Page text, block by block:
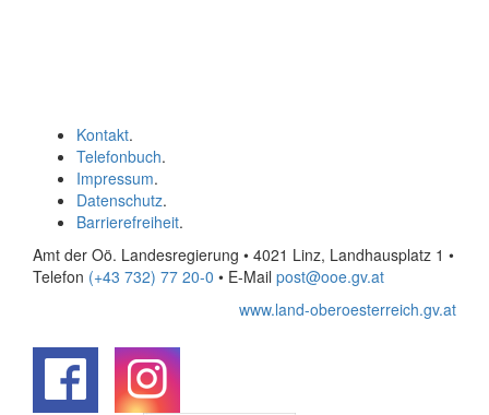
Kontakt.
Telefonbuch.
Impressum.
Datenschutz.
Barrierefreiheit.
Amt der Oö. Landesregierung • 4021 Linz, Landhausplatz 1 •
Telefon (+43 732) 77 20-0 • E-Mail post@ooe.gv.at
www.land-oberoesterreich.gv.at